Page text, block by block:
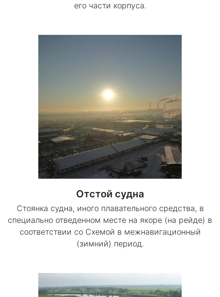
его части корпуса.
Отстой судна
Стоянка судна, иного плавательного средства, в
специально отведенном месте на якоре (на рейде) в
соответствии со Схемой в межнавигационный
(зимний) период.